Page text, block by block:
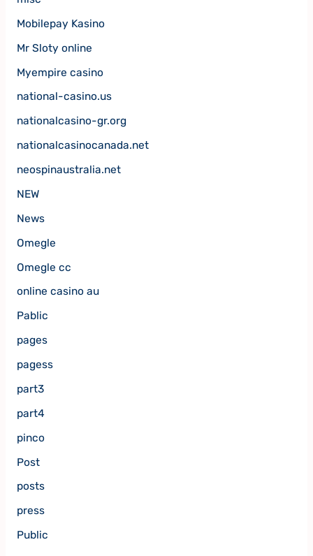
Mobilepay Kasino
Mr Sloty online
Myempire casino
national-casino.us
nationalcasino-gr.org
nationalcasinocanada.net
neospinaustralia.net
NEW
News
Omegle
Omegle cc
online casino au
Pablic
pages
pagess
part3
part4
pinco
Post
posts
press
Public